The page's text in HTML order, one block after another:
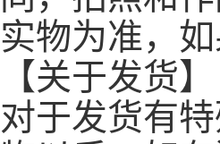
实物为准，
【关于发货】
对于发货有